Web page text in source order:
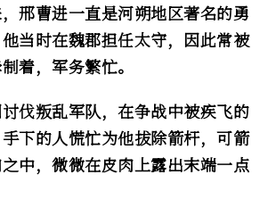
邢曹进一直是河朔地区著名的勇
当时在魏郡担任太守，因此常被
着，军务繁忙。
伐叛乱军队，在争战中被疾飞的
下的人慌忙为他拔除箭杆，可箭
中，微微在皮肉上露出末端一点